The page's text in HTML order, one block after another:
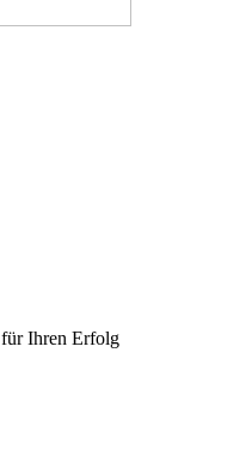
Ihren Erfolg